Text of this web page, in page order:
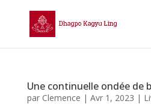
Une continuelle ondée de
par Clemence | Avr 1, 2023 |